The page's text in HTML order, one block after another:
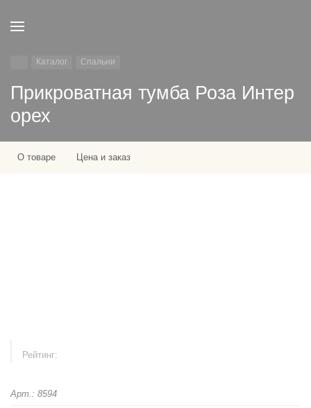
Каталог Спальни
Прикроватная тумба Роза Интер
орех
О товаре Цена и заказ
Рейтинг:
Арт.: 8594